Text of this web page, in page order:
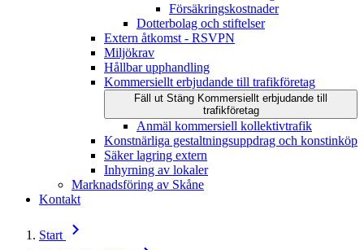
Försäkringskostnader
Dotterbolag och stiftelser
Extern åtkomst - RSVPN
Miljökrav
Hållbar upphandling
Kommersiellt erbjudande till trafikföretag
Fäll ut Stäng Kommersiellt erbjudande till
trafikföretag
Anmäl kommersiell kollektivtrafik
Konstnärliga gestaltningsuppdrag och konstinköp
Säker lagring extern
Inhyrning av lokaler
Marknadsföring av Skåne
Kontakt
Start